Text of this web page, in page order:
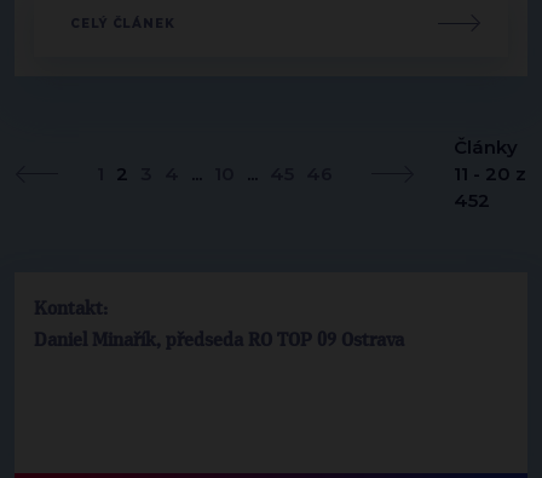
Kontakt:
Daniel Minařík, předseda RO TOP 09 Ostrava
CELÝ ČLÁNEK
2 ... ...
Články
11 - 20 z
452